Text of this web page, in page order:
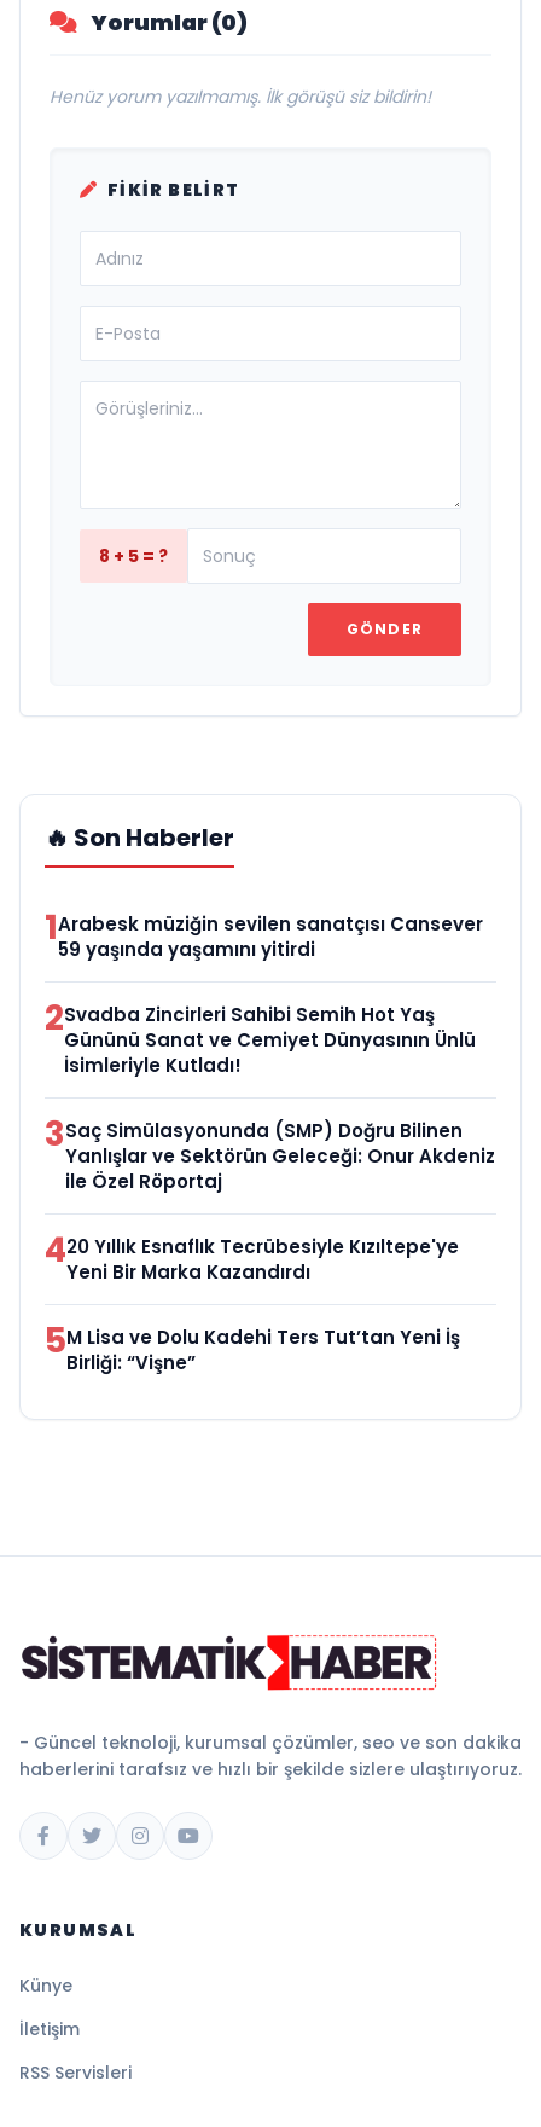
Yorumlar (0)
Henüz yorum yazılmamış. İlk görüşü siz bildirin!
FIKIR BELIRT
8 + 5 = ?
GÖNDER
🔥 Son Haberler
1Arabesk müziğin sevilen sanatçısı Cansever
59 yaşında yaşamını yitirdi
2Svadba Zincirleri Sahibi Semih Hot Yaş
Gününü Sanat ve Cemiyet Dünyasının Ünlü
İsimleriyle Kutladı!
3Saç Simülasyonunda (SMP) Doğru Bilinen
Yanlışlar ve Sektörün Geleceği: Onur Akdeniz
ile Özel Röportaj
420 Yıllık Esnaflık Tecrübesiyle Kızıltepe'ye
Yeni Bir Marka Kazandırdı
5M Lisa ve Dolu Kadehi Ters Tut’tan Yeni İş
Birliği: “Vişne”
- Güncel teknoloji, kurumsal çözümler, seo ve son dakika
haberlerini tarafsız ve hızlı bir şekilde sizlere ulaştırıyoruz.
KURUMSAL
Künye
İletişim
RSS Servisleri